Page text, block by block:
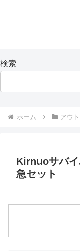
検索
ホーム アウ
Kirnuoサバ
急セット